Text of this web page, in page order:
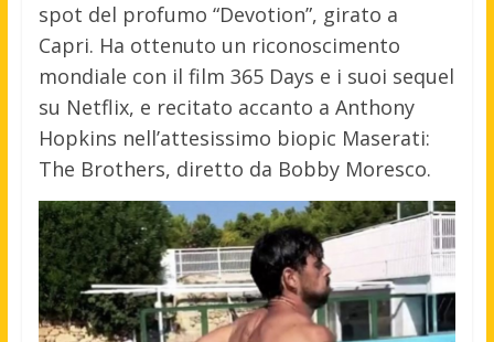
spot del profumo “Devotion”, girato a
Capri. Ha ottenuto un riconoscimento
mondiale con il film 365 Days e i suoi sequel
su Netflix, e recitato accanto a Anthony
Hopkins nell’attesissimo biopic Maserati:
The Brothers, diretto da Bobby Moresco.